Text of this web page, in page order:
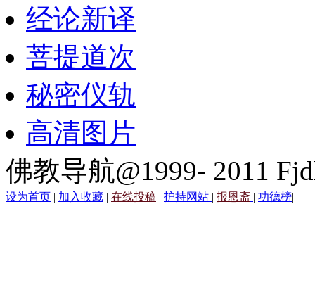
经论新译
菩提道次
秘密仪轨
高清图片
佛教导航@1999- 2011
设为首页 | 加入收藏 | 在线投稿 | 护持网站 | 报恩斋 | 功德榜|